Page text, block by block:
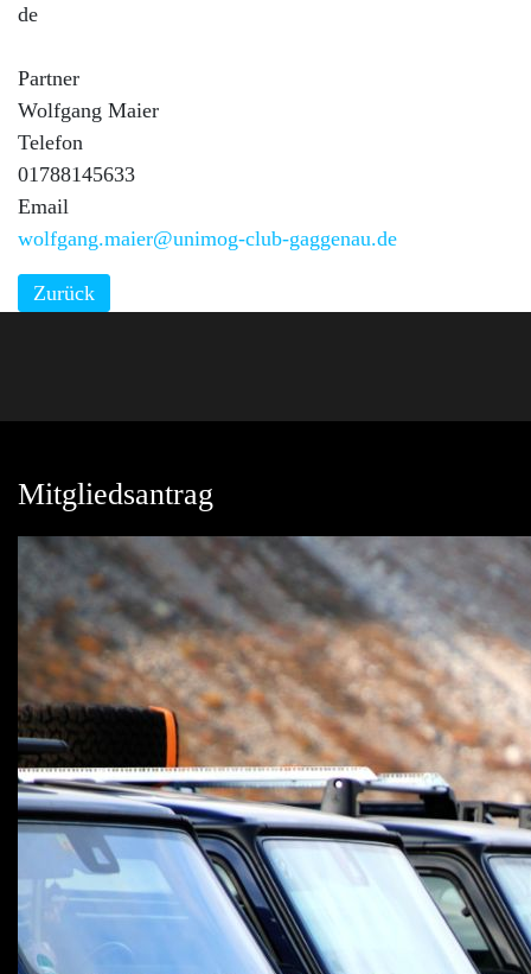
de
Partner
Wolfgang Maier
Telefon
01788145633
Email
wolfgang.maier@unimog-club-gaggenau.de
Zurück
Mitgliedsantrag